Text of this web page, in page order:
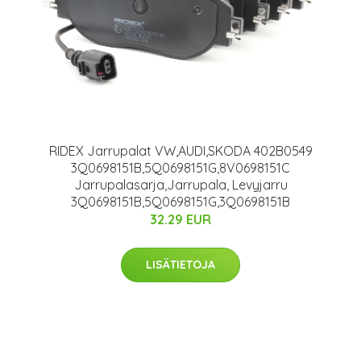
RIDEX Jarrupalat VW,AUDI,SKODA 402B0549
3Q0698151B,5Q0698151G,8V0698151C
Jarrupalasarja,Jarrupala, Levyjarru
3Q0698151B,5Q0698151G,3Q0698151B
32.29 EUR
LISÄTIETOJA